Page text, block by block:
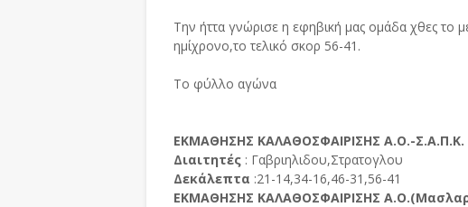
Την ήττα γνώρισε η εφηβική μας ομάδα χθες το
ημίχρονο,το τελικό σκορ 56-41.
Το φύλλο αγώνα
ΕΚΜΑΘΗΣΗΣ ΚΑΛΑΘΟΣΦΑΙΡΙΣΗΣ Α.Ο.-Σ.Α.Π.Κ.
Διαιτητές : Γαβριηλιδου,Στρατογλου
Δεκάλεπτα :21-14,34-16,46-31,56-41
ΕΚΜΑΘΗΣΗΣ ΚΑΛΑΘΟΣΦΑΙΡΙΣΗΣ